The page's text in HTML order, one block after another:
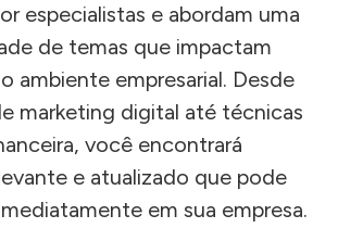
especialistas e abordam uma
de temas que impactam
ambiente empresarial. Desde
marketing digital até técnicas
você encontrará
e atualizado que pode
em sua empresa.